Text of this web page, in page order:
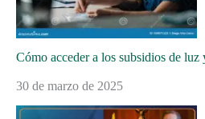
Cómo acceder a los subsidios de luz
30 de marzo de 2025